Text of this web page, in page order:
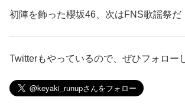
初陣を飾った櫻坂46、次はFNS歌謡祭だ
Twitterもやっているので、ぜひフォロー